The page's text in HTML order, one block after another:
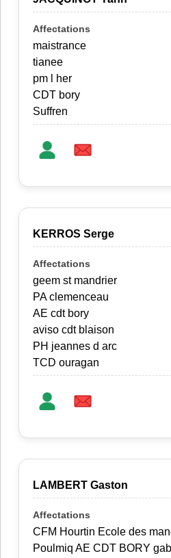
maistrance
tianee
pm l her
CDT bory
Suffren
KERROS Serge
geem st mandrier
PA clemenceau
AE cdt bory
aviso cdt blaison
PH jeannes d arc
TCD ouragan
LAMBERT Gaston
CFM Hourtin Ecole des
Poulmiq AE CDT BORY